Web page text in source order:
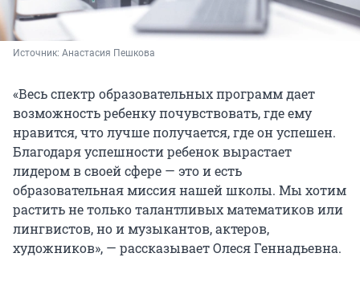
Источник: Анастасия Пешкова
«Весь спектр образовательных программ дает
возможность ребенку почувствовать, где ему
нравится, что лучше получается, где он успешен.
Благодаря успешности ребенок вырастает
лидером в своей сфере — это и есть
образовательная миссия нашей школы. Мы хотим
растить не только талантливых математиков или
лингвистов, но и музыкантов, актеров,
художников», — рассказывает Олеся Геннадьевна.